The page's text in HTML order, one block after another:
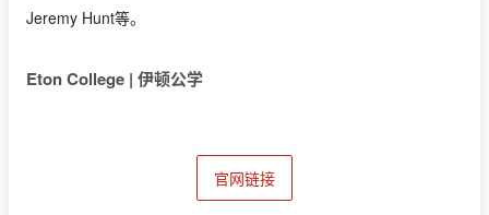
Jeremy Hunt等。
Eton College | 伊顿公学
官网链接